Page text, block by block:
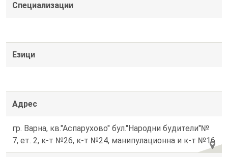
Специализации
Езици
Адрес
гр. Варна, кв."Аспарухово" бул."Народни будители"№
7, ет. 2, к-т №26, к-т №24, манипулационна и к-т №16